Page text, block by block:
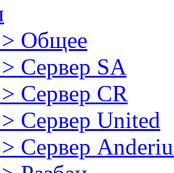
Общее
Сервер SA
Сервер CR
Сервер United
Сервер